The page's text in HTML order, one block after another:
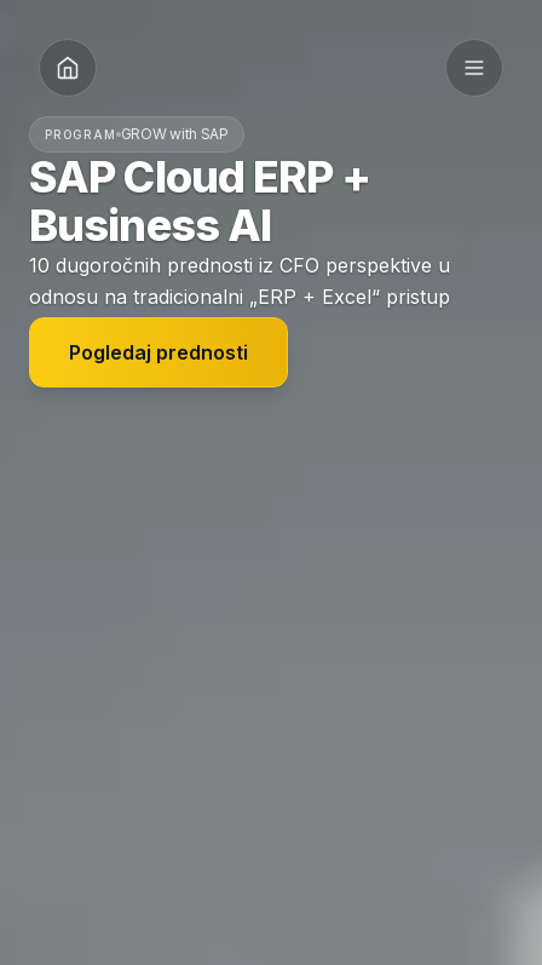
PROGRAM GROW with SAP
SAPCloud ERP +
BusinessAI
10 dugoročnih prednosti iz CFO perspektive u
odnosu na tradicionalni „ERP + Excel“ pristup
Pogledaj prednosti